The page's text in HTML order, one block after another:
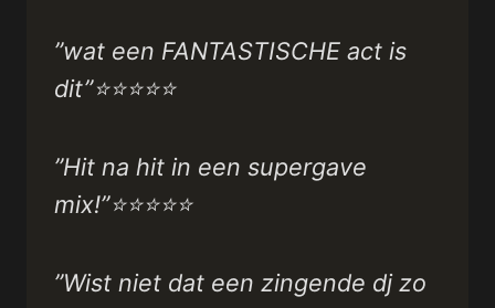
”wat een FANTASTISCHE act is
dit”⭐⭐⭐⭐⭐
”Hit na hit in een supergave
mix!”⭐⭐⭐⭐⭐
”Wist niet dat een zingende dj zo